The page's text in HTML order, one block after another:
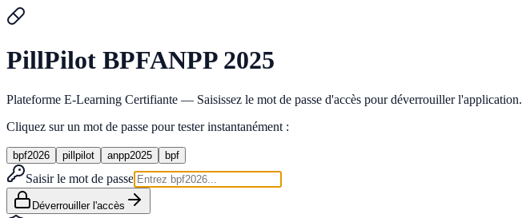
PillPilot BPFANPP 2025
Plateforme E-Learning Certifiante — Saisissez le mot de passe d'accès pour déverrouiller l'application.
Cliquez sur un mot de passe pour tester instantanément :
bpf2026 pillpilot anpp2025 bpf
Saisir le mot de passe
Déverrouiller l'accès